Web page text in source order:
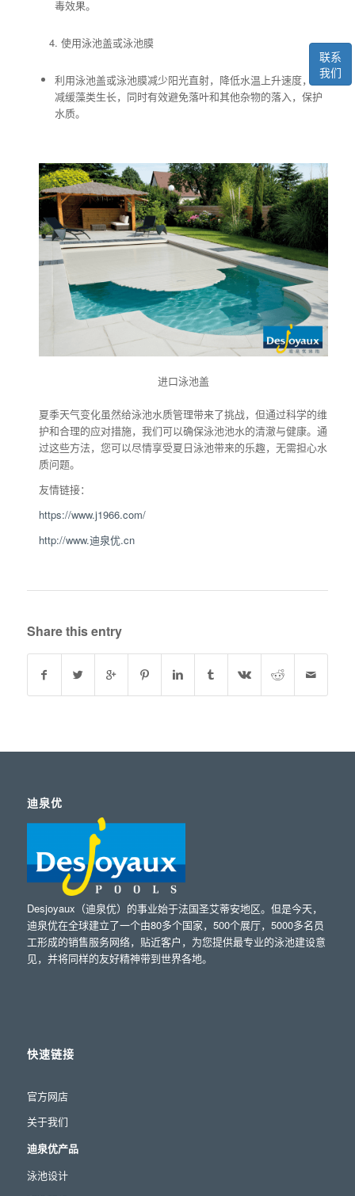
联系
我们
毒效果。
使用泳池盖或泳池膜
利用泳池盖或泳池膜减少阳光直射，降低水温上升速度，并
减缓藻类生长，同时有效避免落叶和其他杂物的落入，保护
水质。
进口泳池盖
夏季天气变化虽然给泳池水质管理带来了挑战，但通过科学的维
护和合理的应对措施，我们可以确保泳池池水的清澈与健康。通
过这些方法，您可以尽情享受夏日泳池带来的乐趣，无需担心水
质问题。
友情链接：
https://www.j1966.com/
http://www.迪泉优.cn
Share this entry
迪泉优
Desjoyaux（迪泉优）的事业始于法国圣艾蒂安地区。但是今天，
迪泉优在全球建立了一个由80多个国家，500个展厅，5000多名员
工形成的销售服务网络，贴近客户，为您提供最专业的泳池建设意
见，并将同样的友好精神带到世界各地。
快速链接
官方网店
关于我们
迪泉优产品
泳池设计